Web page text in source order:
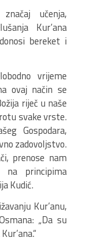
učenja,
Kur’ana
bereket i
vrijeme
ovaj način se
riječ u naše
svake vrste.
Gospodara,
zadovoljstvo.
prenose nam
na principima
Kudić.
Kur’anu,
„Da su